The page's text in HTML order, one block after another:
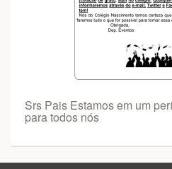
Srs Pais Estamos em um
para todos nós